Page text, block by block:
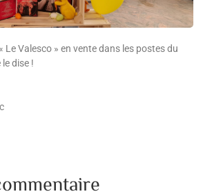
Le Valesco » en vente dans les postes du
dise !